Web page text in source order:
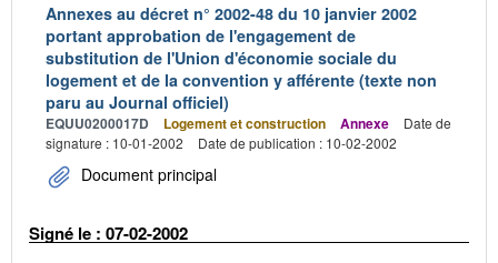
Annexes au décret n° 2002-48 du 10 janvier 2002
portant approbation de l'engagement de
substitution de l'Union d'économie sociale du
logement et de la convention y afférente (texte non
paru au Journal officiel)
EQUU0200017D Logement et construction Annexe
Date de
signature : 10-01-2002
Date de publication : 10-02-2002
Document principal
Signé le : 07-02-2002